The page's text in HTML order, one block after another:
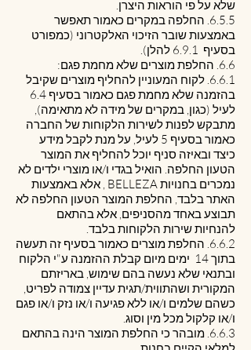
שלא על פי הוראות היצרן.
6.5.5. החלפה במקרים כאמור תאפשר
באמצעות שובר הזיכוי האלקטרוני (כמפורט
בסעיף ‎6.9.1 להלן).
6.6. החלפת מוצרים שלא מחמת פגם:
6.6.1. לקוח המעוניין להחליף מוצרים שקיבל
לעיל (כגון, במקרים של מידה לא מתאימה),
מתבקש לפנות לשירות הלקוחות של החברה
כאמור בסעיף ‎5 לעיל, על מנת לקבל מידע
כיצד ובאיזה סניף יוכל להחליף את המוצר
הטעון החלפה. הואיל בגדי ו/או מוצרי ילדים לא
נמכרים בחנויות BELLEZA , אלא באמצעות
האתר בלבד, החלפת המוצר הטעון החלפה לא
תבוצע באחד מהסניפים, אלא בהתאם
להנחיות שירות הלקוחות בלבד.
6.6.2. החלפת מוצרים כאמור בסעיף זה תעשה
בתוך 14 ימים מיום קבלת ההזמנה ע"י הלקוח
ובתנאי שלא נעשה בהם שימוש, באריזתם
המקורית ושהתווית/תגית עדיין צמודה לפריט,
כשהם שלמים ו/או ללא פגיעה ו/או נזק ו/או פגם
ו/או קלקול מכל מין וסוג.
6.6.3. מובהר כי החלפת המוצר הינה בהתאם